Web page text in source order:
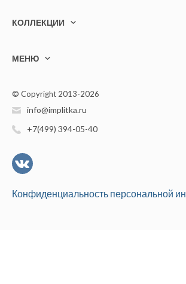
КОЛЛЕКЦИИ
МЕНЮ
© Copyright 2013-2026
info@implitka.ru
+7(499) 394-05-40
Конфиденциальность персональной